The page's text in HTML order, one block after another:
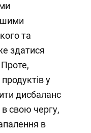
та
здатися
у
дисбаланс
в свою чергу,
в